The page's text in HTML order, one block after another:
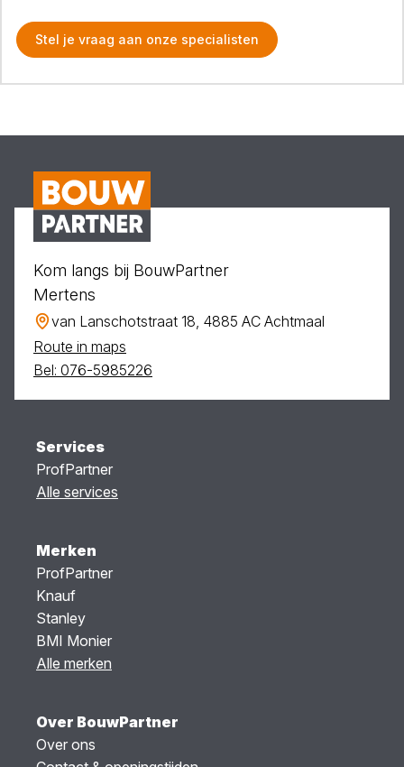
Stel je vraag aan onze specialisten
Kom langs bij BouwPartner
Mertens
van Lanschotstraat 18, 4885 AC Achtmaal
Route in maps
Bel: 076-5985226
Services
ProfPartner
Alle services
Merken
ProfPartner
Knauf
Stanley
BMI Monier
Alle merken
Over BouwPartner
Over ons